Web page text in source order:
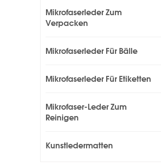
Mikrofaserleder Zum
Verpacken
Mikrofaserleder Für Bälle
Mikrofaserleder Für Etiketten
Mikrofaser-Leder Zum
Reinigen
Kunstledermatten